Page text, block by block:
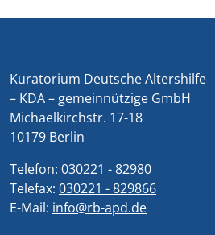
Kuratorium Deutsche Altershilfe
– KDA – gemeinnützige GmbH
Michaelkirchstr. 17-18
10179 Berlin
Telefon: 030221 - 82980
Telefax: 030221 - 829866
E-Mail: info@rb-apd.de